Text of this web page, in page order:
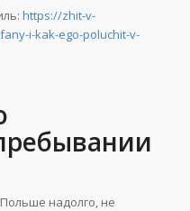
https://zhit-v-
i-kak-ego-poluchit-v-
надолго, не